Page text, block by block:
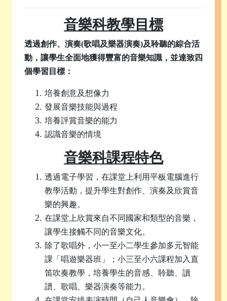
音樂科教學目標
透過創作、演奏(歌唱及樂器演奏)及聆聽的綜合活
動，讓學生全面地獲得豐富的音樂知識，並達致四
個學習目標：
培養創意及想像力
發展音樂技能與過程
培養評賞音樂的能力
認識音樂的情境
音樂科課程特色
透過電子學習，在課堂上利用平板電腦進行
教學活動，提升學生對創作、演奏及 欣賞音
樂的興趣。
在課堂上欣賞來自不同國家和類型的音樂，
讓學生接觸不同的音樂文化。
除了歌唱外，小一至小二學生參加多元智能
課「唱遊樂器班」；小三至小六課程加入直
笛吹奏教學，培養學生的音感、聆聽、讀
譜、歌唱、樂器演奏等能力。